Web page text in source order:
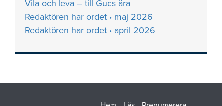
Vila och leva – till Guds ära
Redaktören har ordet • maj 2026
Redaktören har ordet • april 2026